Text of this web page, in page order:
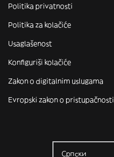
Politika privatnosti
Politika za kolačiće
Usaglašenost
Konfiguriši kolačiće
Zakon o digitalnim uslugama
Evropski zakon o pristupačnosti